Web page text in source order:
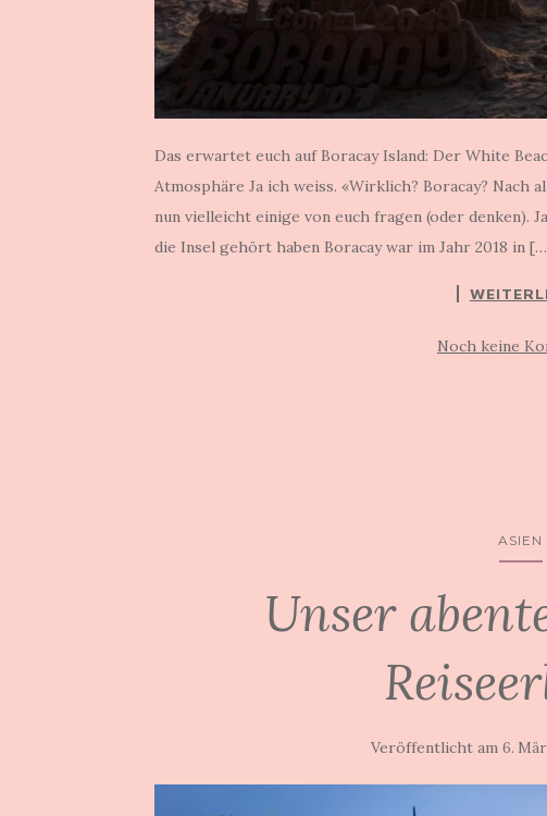
Das erwartet euch auf Boracay Island: Der White
Atmosphäre Ja ich weiss. «Wirklich? Boracay? Nach
nun vielleicht einige von euch fragen (oder denken).
die Insel gehört haben Boracay war im Jahr 2018 in
Noch keine
ASIEN
Unser
Veröffentlicht am 6.